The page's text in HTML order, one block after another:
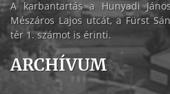
A karbantartás a Hunyadi
Mészáros Lajos utcát, a Fürst
tér 1. számot is érinti.
ARCHÍVUM